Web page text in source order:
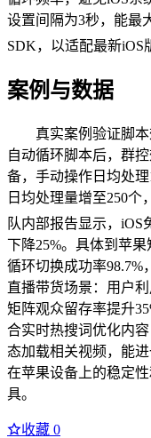
设置间隔为3秒，能最
SDK，以适配最新iOS
案例与数据
真实案例验证脚
自动循环脚本后，群
备，手动操作日均处理
日均处理量增至250个
队内部报告显示，iOS
下降25%。具体到苹果
循环切换成功率98.7%
直播带货场景：用户
矩阵观众留存率提升
合实时热搜词优化内
态加载相关视频，能
在苹果设备上的稳定
具。
收藏 0